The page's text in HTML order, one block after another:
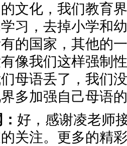
文化，我们教育
习，去掉小学和
的国家，其他的
像我们这样强制
母语丢了，我们
多加强自己母语
好，感谢凌老师
关注。更多的精